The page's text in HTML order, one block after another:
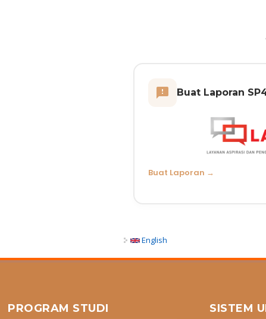
Buat Laporan
Buat Laporan →
English
PROGRAM STUDI SISTEM